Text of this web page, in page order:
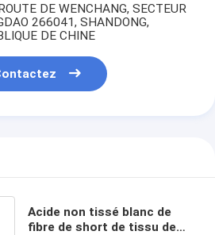
DE WENCHANG, SECTEUR
266041, SHANDONG,
DE CHINE
Acide non tissé blanc de
fibre de short de tissu de